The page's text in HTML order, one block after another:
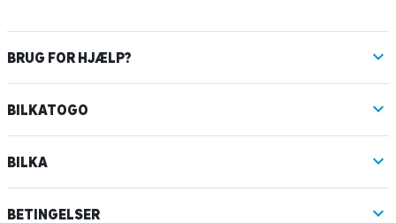
BRUG FOR HJÆLP?
BILKATOGO
BILKA
BETINGELSER